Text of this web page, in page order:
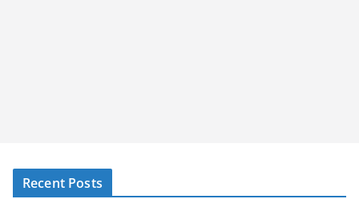
Recent Posts